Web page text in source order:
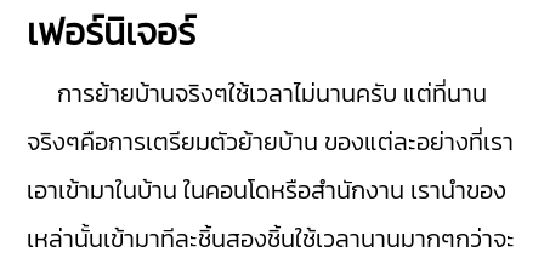
เฟอร์นิเจอร์
การย้ายบ้านจริงๆใช้เวลาไม่นานครับ แต่ที่นาน
จริงๆคือการเตรียมตัวย้ายบ้าน ของแต่ละอย่างที่เรา
เอาเข้ามาในบ้าน ในคอนโดหรือสำนักงาน เรานำของ
เหล่านั้นเข้ามาทีละชิ้นสองชิ้นใช้เวลานานมากๆกว่าจะ